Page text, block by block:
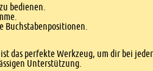
bedienen.
Buchstabenpositionen.
das perfekte Werkzeug, um dir bei
Unterstützung.